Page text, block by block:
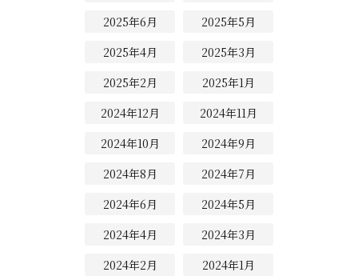
2025年6月
2025年5月
2025年4月
2025年3月
2025年2月
2025年1月
2024年12月
2024年11月
2024年10月
2024年9月
2024年8月
2024年7月
2024年6月
2024年5月
2024年4月
2024年3月
2024年2月
2024年1月